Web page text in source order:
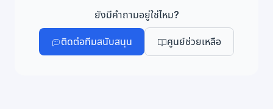
ตามสถานที่ และแจ้งเตือนเรียลไทม์ Enterprise มี
เทมเพลตไม่จำกัดพร้อมการวิเคราะห์ขั้นสูง
ยังมีคำถามอยู่ใช่ไหม?
ติดต่อทีมสนับสนุน ศูนย์ช่วยเหลือ